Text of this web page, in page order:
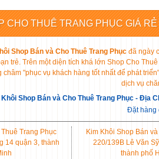
CHO THUÊ TRANG PHỤC GIÁ
Shop Bán và Cho Thuê Trang Phục đã ngày
trẻ. Trên một diện tích khá lớn Shop Cho
"phục vụ khách hàng tốt nhất để phát
dịch vụ
Khôi Shop Bán và Cho Thuê Trang Phục - Địa
Đặt hàng
Trang Phục
14 quận 3, thành
Kim Khôi Shop Bán
220/139B Lê Văn
thành phố